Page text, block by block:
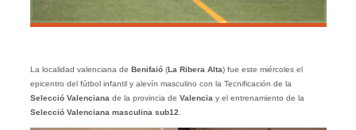
La localidad valenciana de Benifaió (La Ribera Alta) fue este miércoles el
epicentro del fútbol infantil y alevín masculino con la Tecnificación de la
Selecció Valenciana de la provincia de Valencia y el entrenamiento de la
Selecció Valenciana masculina sub12